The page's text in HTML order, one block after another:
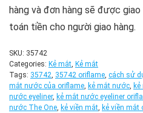
hàng và đơn hàng sẽ được
toán tiền cho người giao hàng.
SKU: 35742
Categories: Kẻ mắt, Kẻ mắt
Tags: 35742, 35742 oriflame, cách sử
mắt nước của oriflame, kẻ mắt nước,
nước eyeliner, kẻ mắt nước eyeliner
nước The One, kẻ viền mắt, kẻ viền mắt